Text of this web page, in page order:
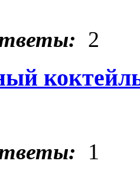
2
1